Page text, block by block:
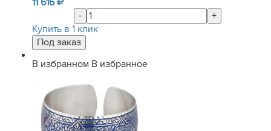
11 616
-
+
Купить в 1 клик
В избранном В избранное